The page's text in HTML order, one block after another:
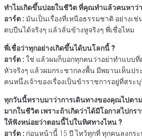
ทำไมเกิดขึ้นบ่อยในชีวิต ที่คุณทำแล้วคนหาว่
อาร์ต : มันเป็นเรื่องที่เหนือธรรมชาติ อย่างเ
ตบปืนได้จริงๆ แล้วลั่นข้างหูจริงๆ พี่เชื่อไหม
พี่เชื่อว่าทุกอย่างเกิดขึ้นได้บนโลกนี้ ?
อาร์ต :ใช่ แล้วผมก็บอกทุกคนว่าอย่าทำแบบที่
หัวจริงๆ แล้วผมกระชากลงพื้น มีพยานเห็นป
คนหนึ่งเจ้าของเรื่องเป็นข้าราชการอยู่ที่สระ
ทุกวันนี้ทราบมาว่าการเดินทางของคุณไปตา
มากในชีวิต เพราะถ้าเกิดว่าได้มีโอกาสไปกร
ให้ฟังหน่อยว่าตอนนี้ไปในทิศทางไหน ?
อาร์ต : ก่อนหน้านี้ 15 ปี ไหว้ทุกที่ ทุกคนลงกร